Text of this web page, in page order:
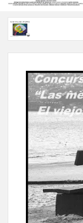
Voces de Papel
Voces de papel
A 18 años de su
Víctor Hugo
Invitan a
2026” para